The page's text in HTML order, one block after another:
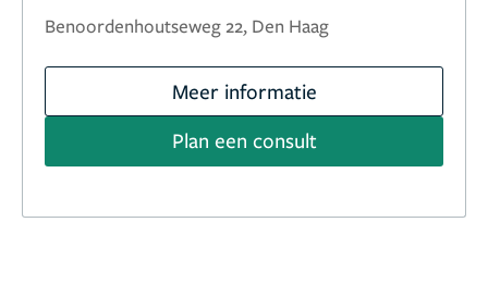
Benoordenhoutseweg 22, Den Haag
Meer informatie
Plan een consult